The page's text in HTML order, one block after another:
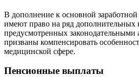
В дополнение к основной
имеют право на ряд дополнительных
предусмотренных
призваны компенсировать
медицинской сфере.
Пенсионные выплаты